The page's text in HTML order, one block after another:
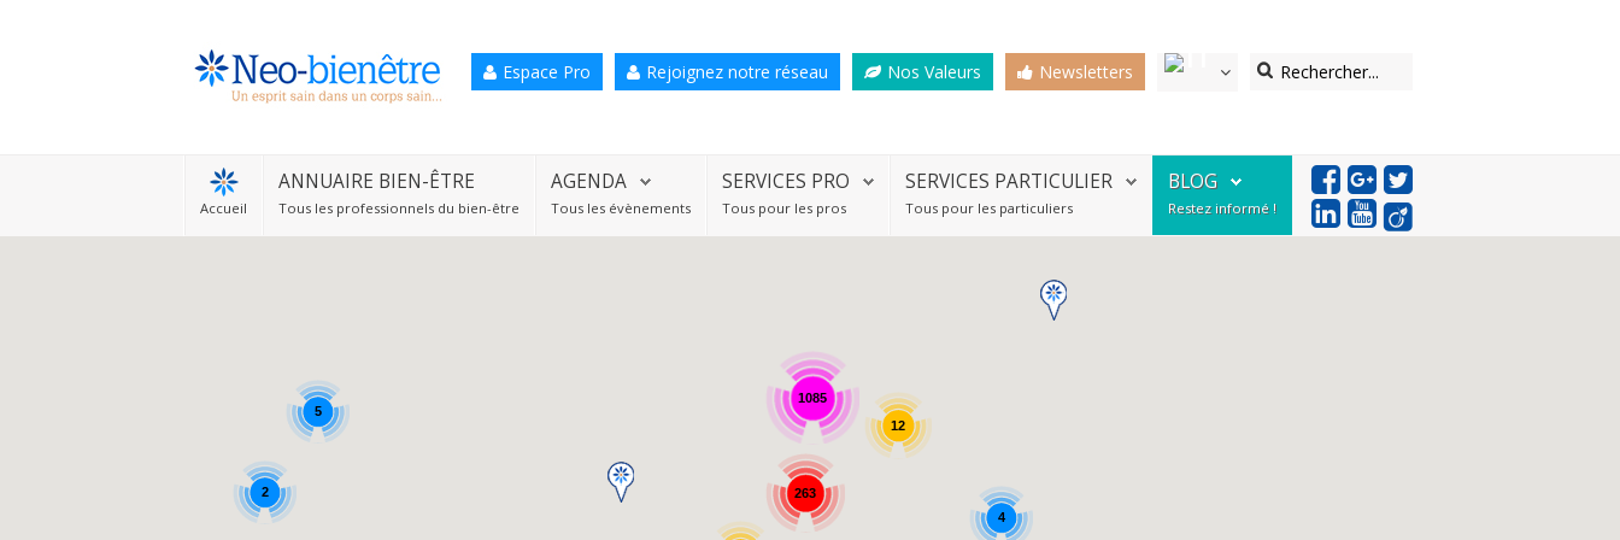
Espace Pro Rejoignez notre réseau Nos Valeurs Newsletters
Accueil
ANNUAIRE BIEN-ÊTRE
Tous les professionnels du bien-être
AGENDA
Tous les évènements
SERVICES PRO
Tous pour les pros
SERVICES PARTICULIER
Tous pour les particuliers
BLOG
Restez informé !
1085
5
263
4
2
12